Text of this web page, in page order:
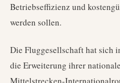
Betriebseffizienz und
werden sollen.
Die Fluggesellschaft hat sich
die Erweiterung ihrer